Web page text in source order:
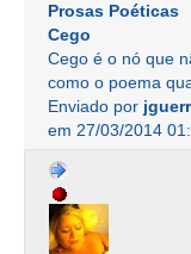
Prosas Poéticas
Cego
Cego é o nó que
como o poema
Enviado por
em 27/03/2014